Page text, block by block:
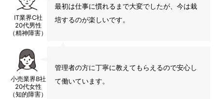
IT業界C社
20代男性
（精神障害）
最初は仕事に慣れるまで大変でしたが、今は栽
培するのが楽しいです。
小売業界B社
20代女性
（知的障害）
管理者の方に丁寧に教えてもらえるので安心し
て働いています。